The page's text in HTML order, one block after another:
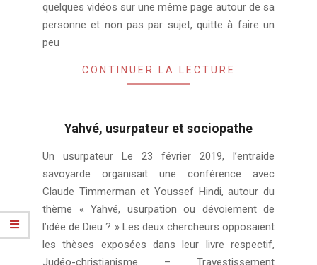
quelques vidéos sur une même page autour de sa
personne et non pas par sujet, quitte à faire un
peu
CONTINUER LA LECTURE
Yahvé, usurpateur et sociopathe
05-
11
Un usurpateur Le 23 février 2019, l’entraide
savoyarde organisait une conférence avec
Claude Timmerman et Youssef Hindi, autour du
thème « Yahvé, usurpation ou dévoiement de
l’idée de Dieu ? » Les deux chercheurs opposaient
les thèses exposées dans leur livre respectif,
Judéo-christianisme – Travestissement